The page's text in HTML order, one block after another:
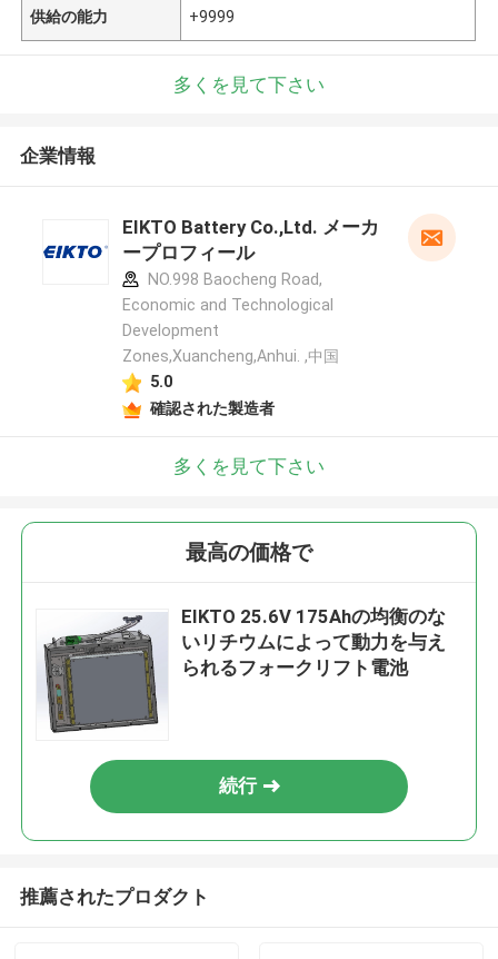
供給の能力 +9999
多くを見て下さい
企業情報
EIKTO Battery Co.,Ltd. メーカ
ープロフィール
NO.998 Baocheng Road,
Economic and Technological
Development
Zones,Xuancheng,Anhui. ,中国
5.0
確認された製造者
多くを見て下さい
最高の価格で
EIKTO 25.6V 175Ahの均衡のな
いリチウムによって動力を与え
られるフォークリフト電池
続行
推薦されたプロダクト